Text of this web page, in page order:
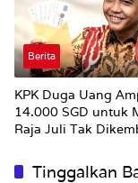
Berita
KPK Duga Uang
14.000 SGD untuk
Raja Juli Tak
Tinggalkan